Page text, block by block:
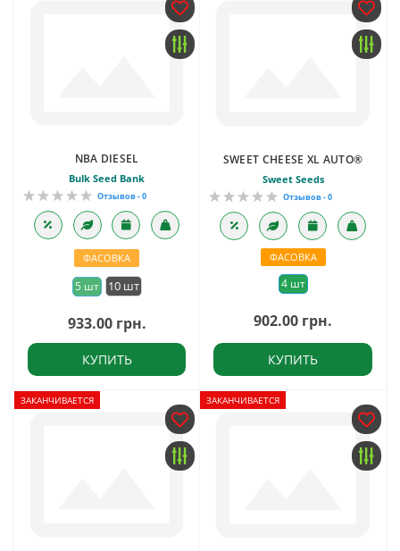
NBA DIESEL
Bulk Seed Bank
Отзывов - 0
ФАСОВКА
5 шт 10 шт
933.00 грн.
КУПИТЬ
SWEET CHEESE XL AUTO®
Sweet Seeds
Отзывов - 0
ФАСОВКА
4 шт
902.00 грн.
КУПИТЬ
ЗАКАНЧИВАЕТСЯ ЗАКАНЧИВАЕТСЯ